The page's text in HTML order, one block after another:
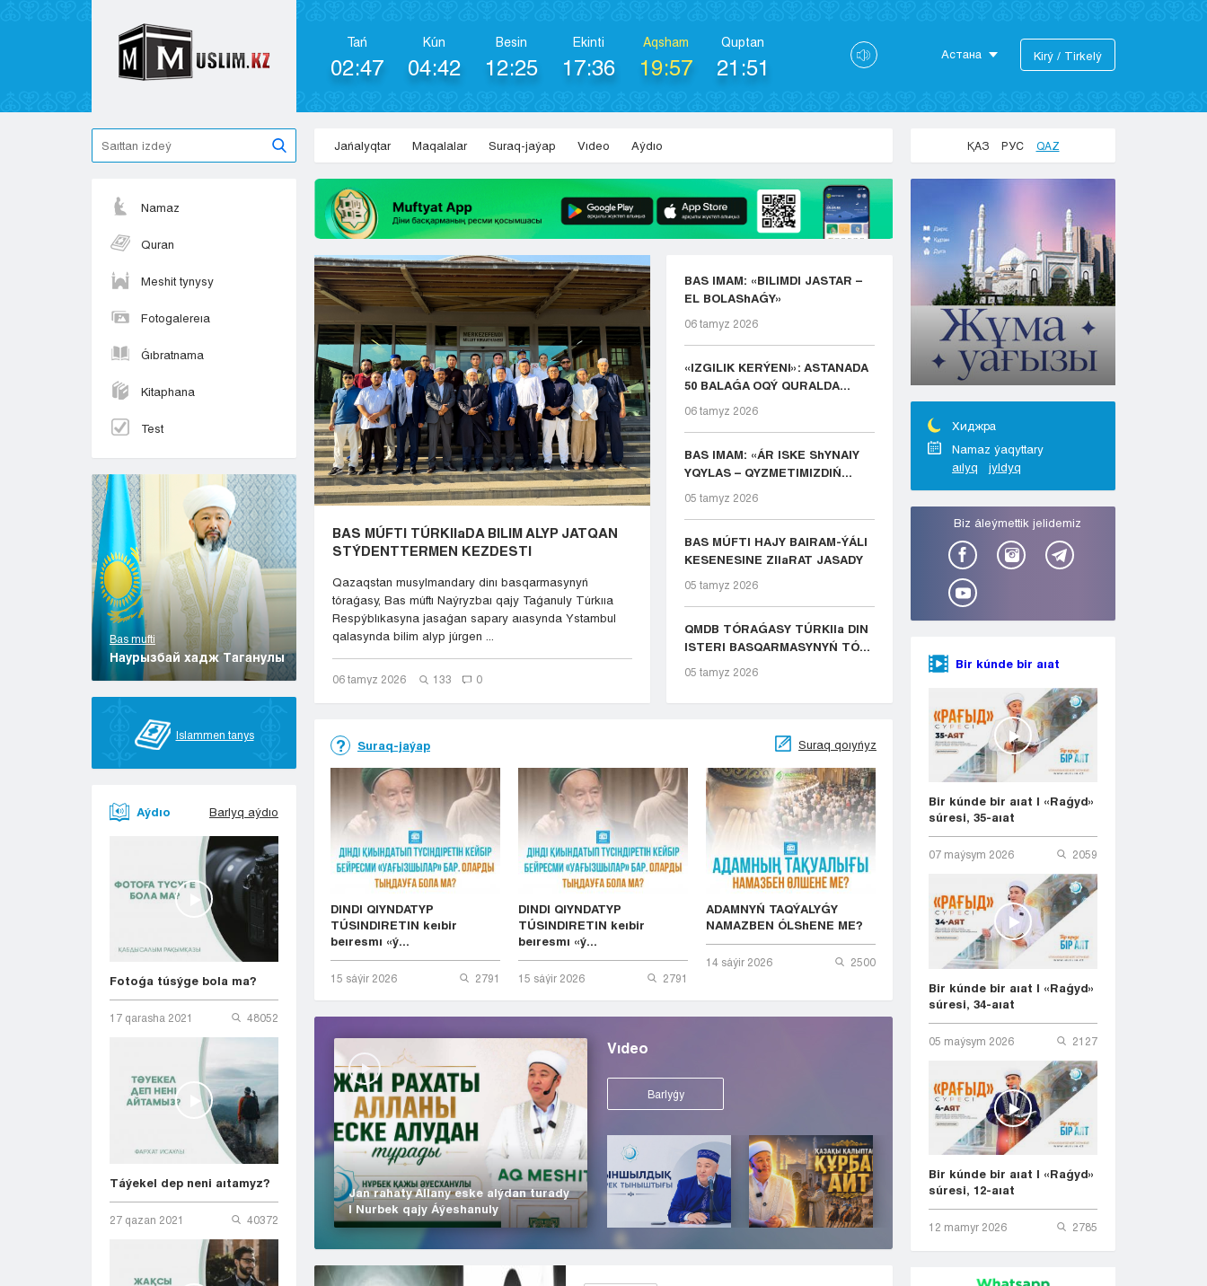
Tań
02:47
Kún
04:42
Besіn
12:25
Ekіntі
17:36
Aqsham
19:57
Quptan
21:51 Астана
Aktobe
Jezkazgan
Karaganda
Kokshetaý
Kostanaı
Kyzylorda
Pavlodar
Petropavlovsk
Semeı
Taldykorgan
Taraz
Týrkestan
Ýralsk
Ýst-Kamenogorsk
Shymkent
Kіrý / Tіrkelý
Jańalyqtar Maqalalar Suraq-jaýap Vıdeo Aýdıo ҚАЗ РУС QAZ
Namaz
Quran
Meshit tynysy
Fotogalereıa
Ǵıbratnama
Kitaphana
Test
Bas mufti
Наурызбай хадж Таганулы
Islammen tanys
Aýdıo Barlyq aýdıo
Fotoǵa túsýge bola ma?
17 qarasha 2021 48052
Táýekel dep neni aıtamyz?
27 qazan 2021 40372
BAS MÚFTI TÚRKIIaDA BILIM ALYP JATQAN
STÝDENTTERMEN KEZDESTI
Qazaqstan musylmandary dinı basqarmasynyń
tóraǵasy, Bas múftı Naýryzbaı qajy Taǵanuly Túrkııa
Respýblıkasyna jasaǵan sapary aıasynda Ystambul
qalasynda bilim alyp júrgen ...
06 tamyz 2026 133 0
BAS IMAM: «BILIMDI JASTAR –
EL BOLAShAǴY»
06 tamyz 2026
«IZGILIK KERÝENI»: ASTANADA
50 BALAǴA OQÝ QURALDA...
06 tamyz 2026
BAS IMAM: «ÁR ISKE ShYNAIY
YQYLAS – QYZMETIMIZDIŃ...
05 tamyz 2026
BAS MÚFTI HAJY BAIRAM-ÝÁLI
KESENESINE ZIIaRAT JASADY
05 tamyz 2026
QMDB TÓRAǴASY TÚRKIIa DIN
ISTERI BASQARMASYNYŃ TÓ...
05 tamyz 2026
Suraq-jaýap Suraq qoıyńyz
DINDI QIYNDATYP
TÚSINDIRETIN keıbir
beıresmı «ý...
15 sáýіr 2026 2791
DINDI QIYNDATYP
TÚSINDIRETIN keıbir
beıresmı «ý...
15 sáýіr 2026 2791
ADAMNYŃ TAQÝALYǴY
NAMAZBEN ÓLShENE ME?
14 sáýіr 2026 2500
Jan rahaty Allany eske alýdan turady
| Nurbek qajy Áýeshanuly
Vıdeo
Barlyǵy
Хиджра
Namaz ýaqyttary
aılyq
jyldyq
Bіz áleýmettіk jelіdemіz
Bir kúnde bir aıat
Bir kúnde bir aıat | «Raǵyd»
súresi, 35-aıat
07 maýsym 2026 2059
Bir kúnde bir aıat | «Raǵyd»
súresi, 34-aıat
05 maýsym 2026 2127
Bir kúnde bir aıat | «Raǵyd»
súresi, 12-aıat
12 mamyr 2026 2785